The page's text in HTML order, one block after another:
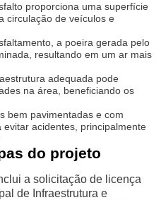
proporciona uma superfície
circulação de veículos e
a poeira gerada pelo
resultando em um ar mais
adequada pode
na área, beneficiando os
bem pavimentadas e com
acidentes, principalmente
do projeto
a solicitação de licença
de Infraestrutura e